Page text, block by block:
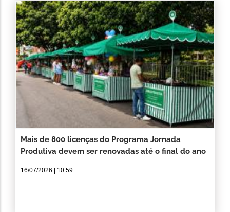
Mais de 800 licenças do Programa Jornada
Produtiva devem ser renovadas até o final do ano
16/07/2026 | 10:59